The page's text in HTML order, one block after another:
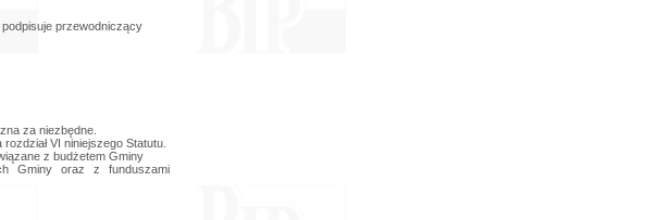
przewodniczący
za niezbędne.
VI niniejszego Statutu.
z budżetem Gminy
Gminy oraz z funduszami